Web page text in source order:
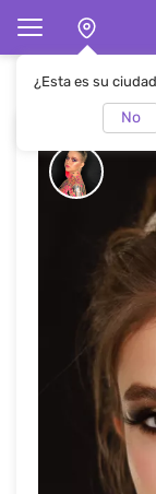
¿Esta es su
No
Página de inicio